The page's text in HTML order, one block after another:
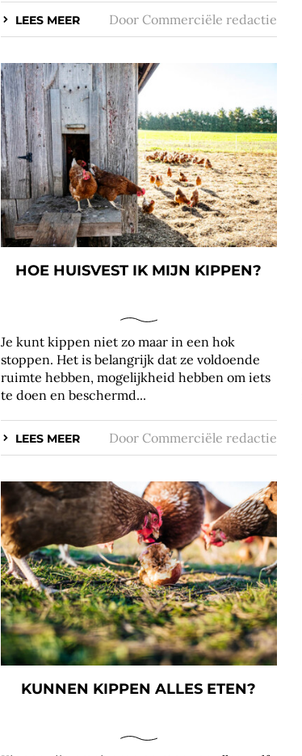
LEES MEER DoorCommerciële redactie
HOE HUISVEST IK MIJN KIPPEN?
Je kunt kippen niet zo maar in een hok
stoppen. Het is belangrijk dat ze voldoende
ruimte hebben, mogelijkheid hebben om iets
te doen en beschermd...
LEES MEER DoorCommerciële redactie
KUNNEN KIPPEN ALLES ETEN?